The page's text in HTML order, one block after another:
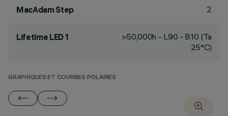
MacAdam Step 2
Lifetime LED 1
>50,000h - L90 - B10 (Ta
25°C)
GRAPHIQUES ET COURBES POLAIRES